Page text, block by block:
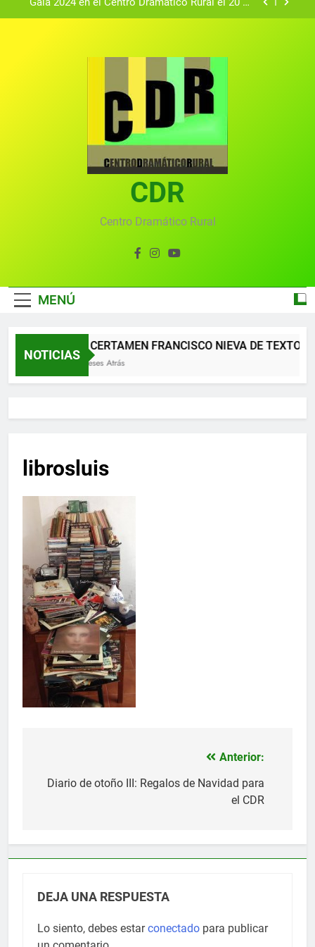
Gala 2024 en el Centro Dramático Rural el 20 de
convocado por el Centro Dramático Rural de Mira
(Cuenca)
Gala anual virtual del Centro Dramático Rural de
Gala del Centro Dramático Rural 2025
Gala 2024 en el Centro Dramático Rural el 20 de
Textos seleccionados en el VI Certamen
Francisco Nieva de piezas breves teatrales
convocado por el Centro Dramático Rural de Mira
Gala anual virtual del Centro Dramático Rural de
CDR
Centro Dramático Rural
MENÚ
NOTICIAS
XII CERTAMEN FRANCISCO NIEVA DE TEXTOS
2 Meses Atrás
librosluis
de
Anterior:
Diario de otoño III: Regalos de Navidad para
el CDR
DEJA UNA RESPUESTA
Lo siento, debes estarconectado para publicar